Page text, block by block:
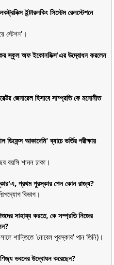
ইন্টারলকিং সিস্টেম রেলস্টেশনে
স্টেশন'।
স্কুল অফ ইকোনমিক্স'এর উদ্বোধন করলেন
জেনারেল হিসাবে সাম্প্রতি কে মনোনীত
আকাদেমি' ব্যাচে ভর্তির পরীক্ষায়
বয়সি শানন ঢাকা।
প্রথম পুরস্কার পেল কোন রাজ্য?
বিভাগ।
সাহায্য করতে, কে সম্প্রতি নিজের
শান্তিতে 'নোবেল পুরস্কার' পান তিনি)।
ভবনের উদ্বোধন করেছেন?